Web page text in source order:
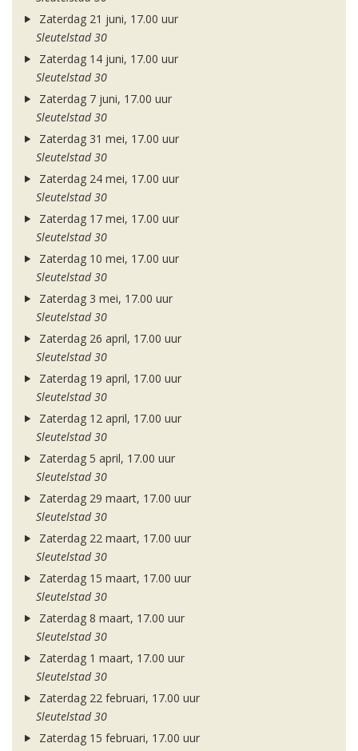
Zaterdag 21 juni, 17.00 uur
Sleutelstad 30
Zaterdag 14 juni, 17.00 uur
Sleutelstad 30
Zaterdag 7 juni, 17.00 uur
Sleutelstad 30
Zaterdag 31 mei, 17.00 uur
Sleutelstad 30
Zaterdag 24 mei, 17.00 uur
Sleutelstad 30
Zaterdag 17 mei, 17.00 uur
Sleutelstad 30
Zaterdag 10 mei, 17.00 uur
Sleutelstad 30
Zaterdag 3 mei, 17.00 uur
Sleutelstad 30
Zaterdag 26 april, 17.00 uur
Sleutelstad 30
Zaterdag 19 april, 17.00 uur
Sleutelstad 30
Zaterdag 12 april, 17.00 uur
Sleutelstad 30
Zaterdag 5 april, 17.00 uur
Sleutelstad 30
Zaterdag 29 maart, 17.00 uur
Sleutelstad 30
Zaterdag 22 maart, 17.00 uur
Sleutelstad 30
Zaterdag 15 maart, 17.00 uur
Sleutelstad 30
Zaterdag 8 maart, 17.00 uur
Sleutelstad 30
Zaterdag 1 maart, 17.00 uur
Sleutelstad 30
Zaterdag 22 februari, 17.00 uur
Sleutelstad 30
Zaterdag 15 februari, 17.00 uur